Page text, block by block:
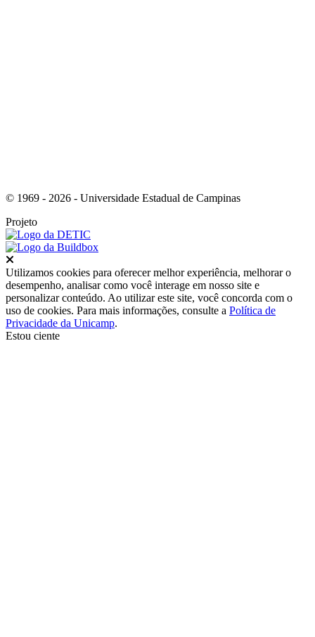
© 1969 - 2026 - Universidade Estadual de Campinas
Projeto
Utilizamos cookies para oferecer melhor experiência, melhorar o
desempenho, analisar como você interage em nosso site e
personalizar conteúdo. Ao utilizar este site, você concorda com o
uso de cookies. Para mais informações, consulte a Política de
Privacidade da Unicamp.
Estou ciente